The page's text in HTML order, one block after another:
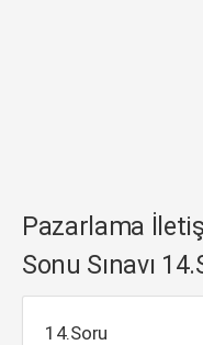
Pazarlama
Sonu Sınavı
14.Soru